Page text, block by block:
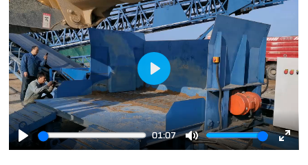
Play
01:07
Mute
Play